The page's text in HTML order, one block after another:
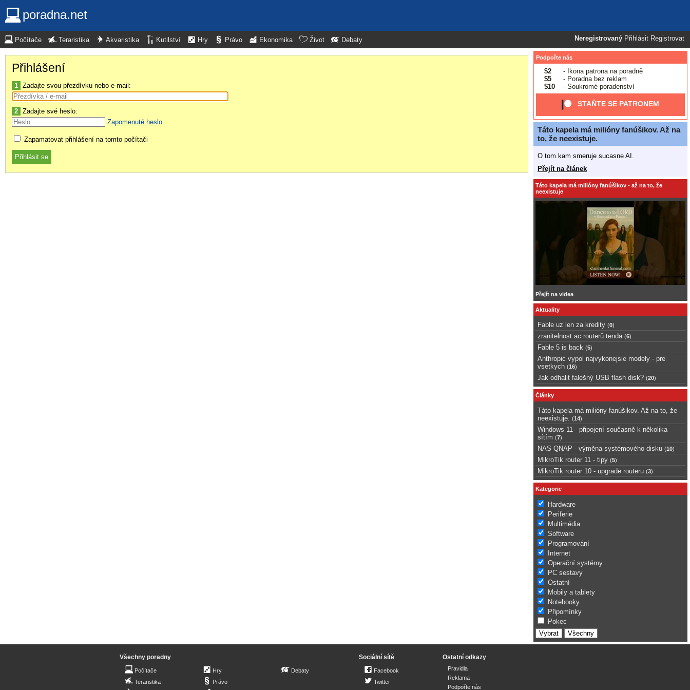
poradna.net
Neregistrovaný Přihlásit Registrovat
Počítače Teraristika Akvaristika Kutilství Hry Právo Ekonomika Život Debaty
Přihlášení
1 Zadajte svou přezdívku nebo e-mail:
2 Zadajte své heslo:
Zapomenuté heslo
Zapamatovat přihlášení na tomto počítači
Podpořte nás
$2
- Ikona patrona na poradně
$5
- Poradna bez reklam
$10
- Soukromé poradenství
STAŇTE SE PATRONEM
Táto kapela má milióny fanúšikov. Až na
to, že neexistuje.
O tom kam smeruje sucasne AI.
Přejít na článek
Táto kapela má milióny fanúšikov - až na to, že
neexistuje
Přejít na videa
Aktuality
Fable uz len za kredity (0)
zranitelnost ac routerů tenda (6)
Fable 5 is back (5)
Anthropic vypol najvykonejsie modely - pre
vsetkych (16)
Jak odhalit falešný USB flash disk? (20)
Články
Táto kapela má milióny fanúšikov. Až na to, že
neexistuje.
(14)
Windows 11 - připojení současně k několika
sítím (7)
NAS QNAP - výměna systémového disku (10)
MikroTik router 11 - tipy (5)
MikroTik router 10 - upgrade routeru (3)
Kategorie
Hardware
Periferie
Multimédia
Software
Programování
Internet
Operační systémy
PC sestavy
Ostatní
Mobily a tablety
Notebooky
Připomínky
Pokec
Všechny poradny
Počítače
Teraristika
Hry
Právo
Debaty
Sociální sítě
Facebook
Twitter
Ostatní odkazy
Pravidla
Reklama
Podpořte nás